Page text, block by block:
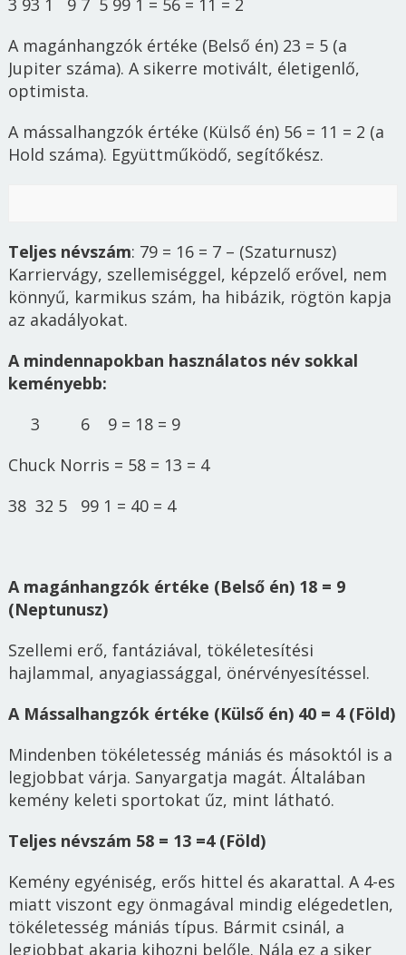
A magánhangzók értéke (Belső én) 23 = 5 (a
Jupiter száma). A sikerre motivált, életigenlő,
optimista.
A mássalhangzók értéke (Külső én) 56 = 11 = 2 (a
Hold száma). Együttműködő, segítőkész.
Teljes névszám: 79 = 16 = 7 – (Szaturnusz)
Karriervágy, szellemiséggel, képzelő erővel, nem
könnyű, karmikus szám, ha hibázik, rögtön kapja
az akadályokat.
A mindennapokban használatos név sokkal
keményebb:
3 6 9 = 18 = 9
Chuck Norris = 58 = 13 = 4
38 32 5 99 1 = 40 = 4
A magánhangzók értéke (Belső én) 18 = 9
(Neptunusz)
Szellemi erő, fantáziával, tökéletesítési
hajlammal, anyagiassággal, önérvényesítéssel.
A Mássalhangzók értéke (Külső én) 40 = 4 (Föld)
Mindenben tökéletesség mániás és másoktól is a
legjobbat várja. Sanyargatja magát. Általában
kemény keleti sportokat űz, mint látható.
Teljes névszám 58 = 13 =4 (Föld)
Kemény egyéniség, erős hittel és akarattal. A 4-es
miatt viszont egy önmagával mindig elégedetlen,
tökéletesség mániás típus. Bármit csinál, a
legjobbat akarja kihozni belőle. Nála ez a siker